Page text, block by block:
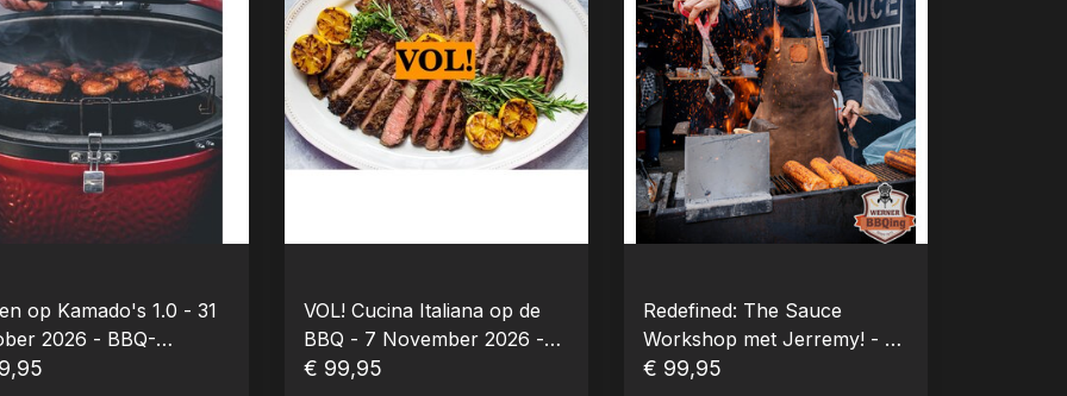
op Kamado's 1.0 - 31
2026 - BBQ-
VOL! Cucina Italiana op de
BBQ - 7 November 2026 -
BBQ-Workshop
€ 99,95
Redefined: The Sauce
Workshop met Jerremy! - 8
november 2026 - BBQ-
€ 99,95